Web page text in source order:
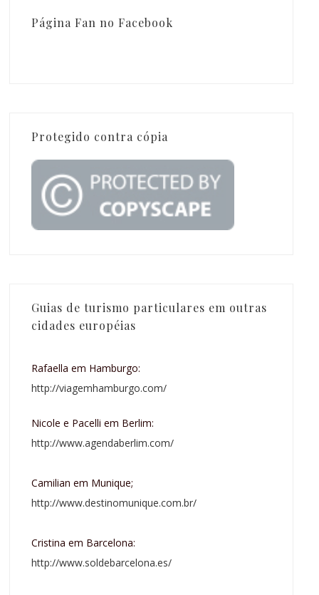
Página Fan no Facebook
Protegido contra cópia
Guias de turismo particulares em outras
cidades européias
Rafaella em Hamburgo:
http://viagemhamburgo.com/
Nicole e Pacelli em Berlim:
http://www.agendaberlim.com/
Camilian em Munique;
http://www.destinomunique.com.br/
Cristina em Barcelona:
http://www.soldebarcelona.es/